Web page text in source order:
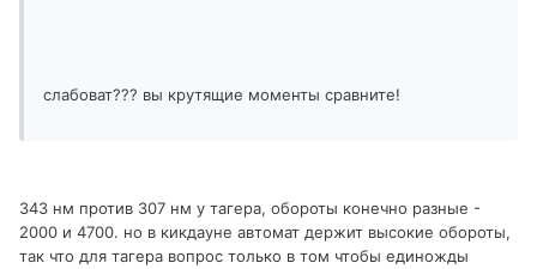
слабоват??? вы крутящие моменты сравните!
343 нм против 307 нм у тагера, обороты конечно разные -
2000 и 4700. но в кикдауне автомат держит высокие обороты,
так что для тагера вопрос только в том чтобы единожды